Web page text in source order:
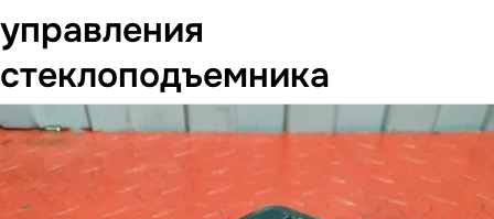
управления
стеклоподъемника